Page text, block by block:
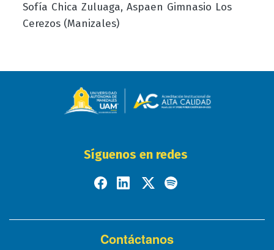
Sofía Chica Zuluaga, Aspaen Gimnasio Los
Cerezos (Manizales)
Síguenos en redes
Contáctanos